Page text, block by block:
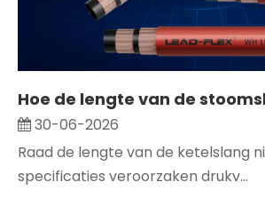
30-06-2026
Raad de lengte van de ketelslang
specificaties veroorzaken drukv...